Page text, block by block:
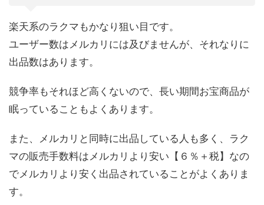
楽天系のラクマもかなり狙い目です。
ユーザー数はメルカリには及びませんが、それなりに
出品数はあります。
競争率もそれほど高くないので、長い期間お宝商品が
眠っていることもよくあります。
また、メルカリと同時に出品している人も多く、ラク
マの販売手数料はメルカリより安い【６％＋税】なの
でメルカリより安く出品されていることがよくありま
す。